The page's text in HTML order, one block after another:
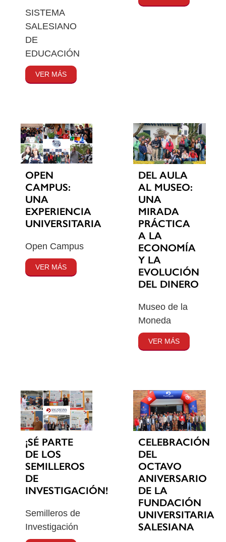
SISTEMA
SALESIANO
DE
EDUCACIÓN
VER MÁS
OPEN
CAMPUS:
UNA
EXPERIENCIA
UNIVERSITARIA
Open Campus
VER MÁS
DEL AULA
AL MUSEO:
UNA
MIRADA
PRÁCTICA
A LA
ECONOMÍA
Y LA
EVOLUCIÓN
DEL DINERO
Museo de la
Moneda
VER MÁS
¡SÉ PARTE
DE LOS
SEMILLEROS
DE
INVESTIGACIÓN!
Semilleros de
Investigación
CELEBRACIÓN
DEL
OCTAVO
ANIVERSARIO
DE LA
FUNDACIÓN
UNIVERSITARIA
SALESIANA